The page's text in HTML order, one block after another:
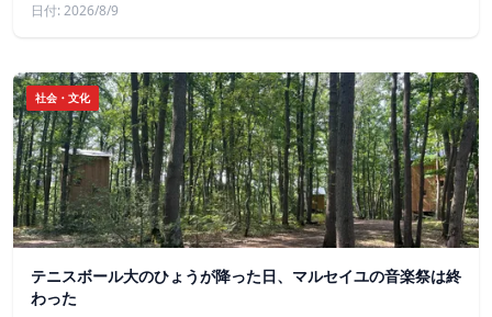
日付: 2026/8/9
社会・文化
テニスボール大のひょうが降った日、マルセイユの音楽祭は終
わった